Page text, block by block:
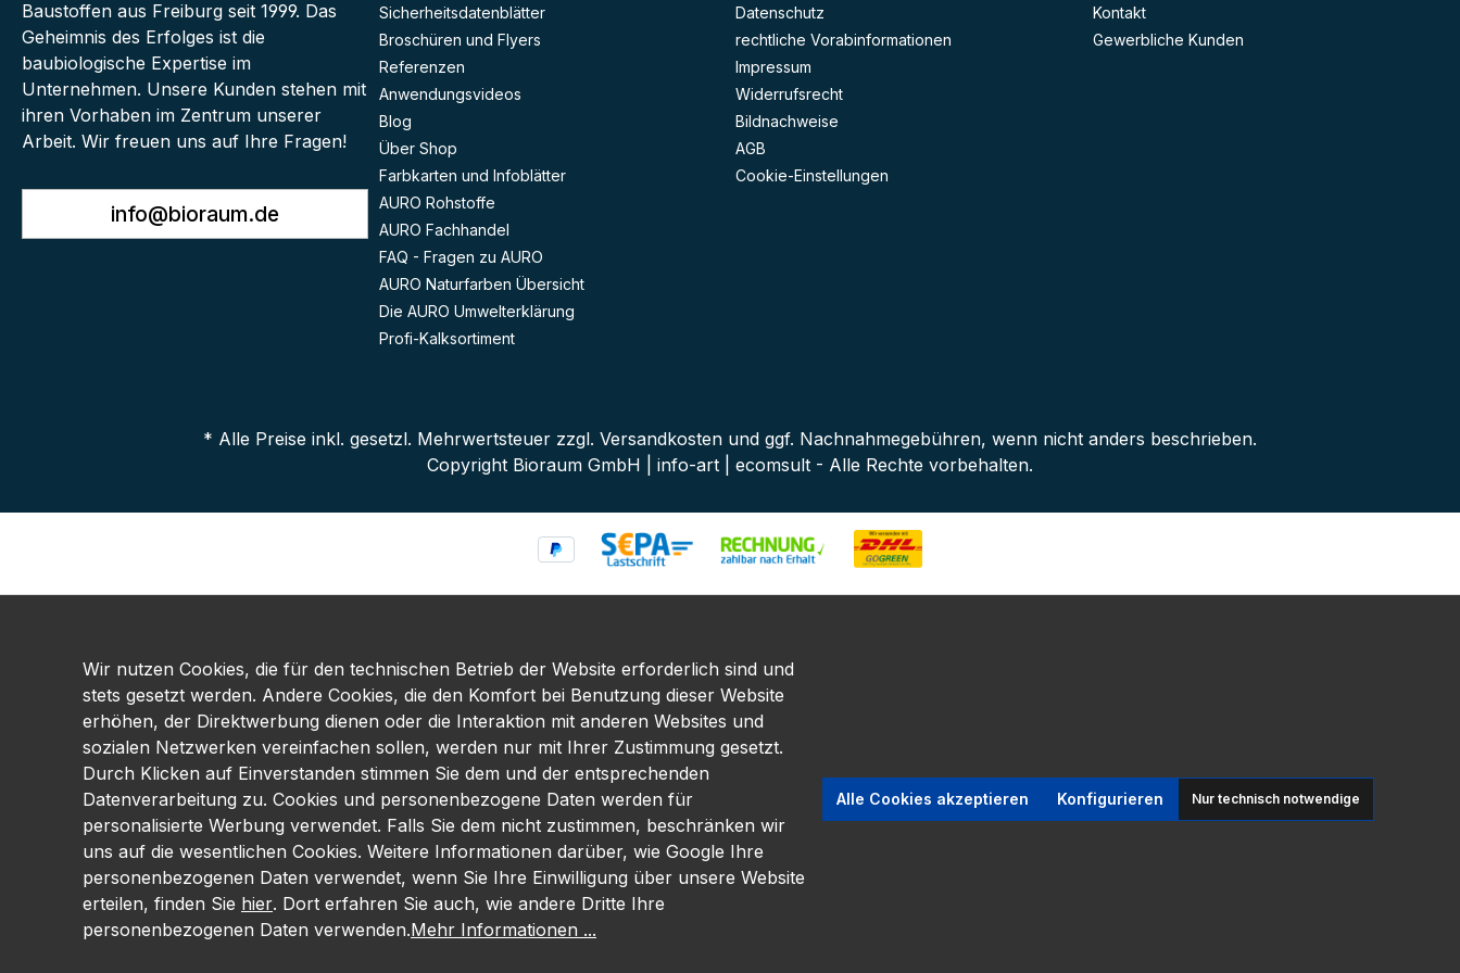
Baustoffen aus Freiburg seit 1999. Das
Geheimnis des Erfolges ist die
baubiologische Expertise im
Unternehmen. Unsere Kunden stehen mit
ihren Vorhaben im Zentrum unserer
Arbeit. Wir freuen uns auf Ihre Fragen!
info@bioraum.de
Sicherheitsdatenblätter
Broschüren und Flyers
Referenzen
Anwendungsvideos
Blog
Über Shop
Farbkarten und Infoblätter
AURO Rohstoffe
AURO Fachhandel
FAQ - Fragen zu AURO
AURO Naturfarben Übersicht
Die AURO Umwelterklärung
Profi-Kalksortiment
Datenschutz
rechtliche Vorabinformationen
Impressum
Widerrufsrecht
Bildnachweise
AGB
Cookie-Einstellungen
Kontakt
Gewerbliche Kunden
* Alle Preise inkl. gesetzl. Mehrwertsteuer zzgl. Versandkosten und ggf. Nachnahmegebühren, wenn nicht anders beschrieben.
Copyright Bioraum GmbH | info-art | ecomsult - Alle Rechte vorbehalten.
Wir nutzen Cookies, die für den technischen Betrieb der Website erforderlich sind und
stets gesetzt werden. Andere Cookies, die den Komfort bei Benutzung dieser Website
erhöhen, der Direktwerbung dienen oder die Interaktion mit anderen Websites und
sozialen Netzwerken vereinfachen sollen, werden nur mit Ihrer Zustimmung gesetzt.
Durch Klicken auf Einverstanden stimmen Sie dem und der entsprechenden
Datenverarbeitung zu. Cookies und personenbezogene Daten werden für
personalisierte Werbung verwendet. Falls Sie dem nicht zustimmen, beschränken wir
uns auf die wesentlichen Cookies. Weitere Informationen darüber, wie Google Ihre
personenbezogenen Daten verwendet, wenn Sie Ihre Einwilligung über unsere Website
erteilen, finden Sie hier. Dort erfahren Sie auch, wie andere Dritte Ihre
personenbezogenen Daten verwenden.Mehr Informationen ...
Nur technisch notwendige
Konfigurieren
Alle Cookies akzeptieren